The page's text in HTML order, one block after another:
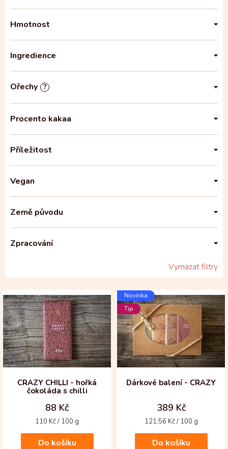
Hmotnost
Ingredience
Ořechy ?
Procento kakaa
Příležitost
Vegan
Země původu
Zpracování
Vymazat filtry
V
ý
p
i
s
p
r
o
CRAZY CHILLI - hořká
čokoláda s chilli
88 Kč
Měrná
110 Kč / 100 g
Do košíku
Novinka
Tip
Dárkové balení - CRAZY
389 Kč
Měrná
121,56 Kč / 100 g
Do košíku